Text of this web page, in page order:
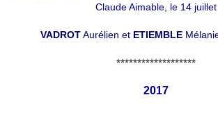
Claude Aimable, le 14 juillet
VADROTAurélien et ETIEMBLE
*******************
2017